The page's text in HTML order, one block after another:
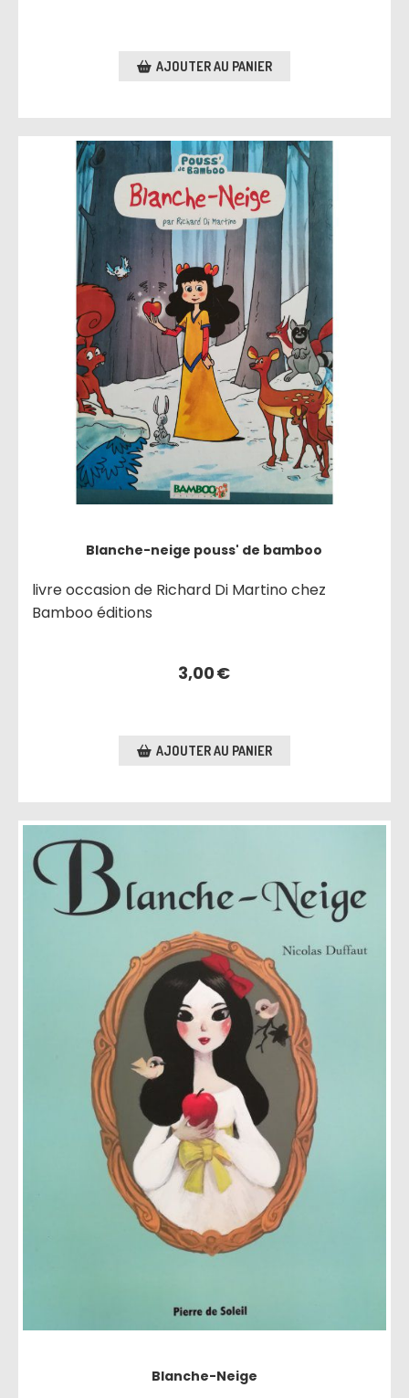
AJOUTER AU PANIER
Blanche-neige pouss' de bamboo
livre occasion de Richard Di Martino chez
Bamboo éditions
3,00€
AJOUTER AU PANIER
Blanche-Neige